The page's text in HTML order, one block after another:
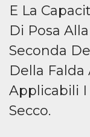
E La
Di Posa
Seconda
Della Falda
Applicabili
Secco.